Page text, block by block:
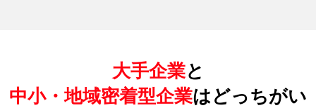
大手企業と
中小・地域密着型企業はどっちがい